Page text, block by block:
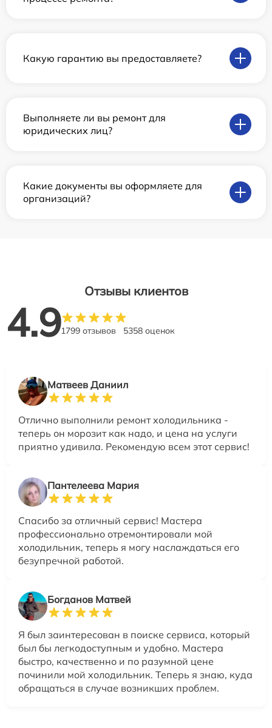
Какую гарантию вы предоставляете?
Выполняете ли вы ремонт для
юридических лиц?
Какие документы вы оформляете для
организаций?
Отзывы клиентов
4.91799 отзывов 5358 оценок
Матвеев Даниил
Отлично выполнили ремонт холодильника -
теперь он морозит как надо, и цена на услуги
приятно удивила. Рекомендую всем этот сервис!
Пантелеева Мария
Спасибо за отличный сервис! Мастера
профессионально отремонтировали мой
холодильник, теперь я могу наслаждаться его
безупречной работой.
Богданов Матвей
Я был заинтересован в поиске сервиса, который
был бы легкодоступным и удобно. Мастера
быстро, качественно и по разумной цене
починили мой холодильник. Теперь я знаю, куда
обращаться в случае возникших проблем.